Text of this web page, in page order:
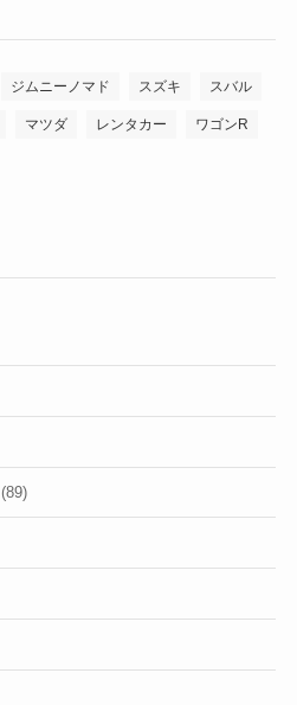
ジムニーノマド スズキ スバル
マツダ レンタカー ワゴンR
(89)